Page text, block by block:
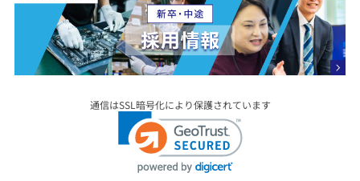
通信はSSL暗号化により保護されています